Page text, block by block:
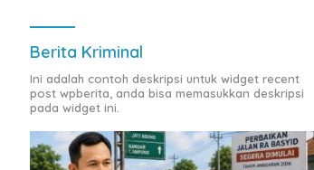
Berita Kriminal
Ini adalah contoh deskripsi untuk widget recent
post wpberita, anda bisa memasukkan deskripsi
pada widget ini.